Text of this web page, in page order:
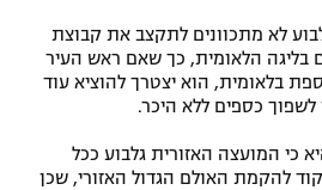
לבית עסק
לא מתכוונים לתקצב את קבוצת
בליגה הלאומית, כך שאם ראש העיר
בלאומית, הוא יצטרך להוציא עוד
לשפוך כספים ללא היכר.
כי המועצה האזורית גלבוע ככל
להקמת האולם הגדול האזורי, שכן